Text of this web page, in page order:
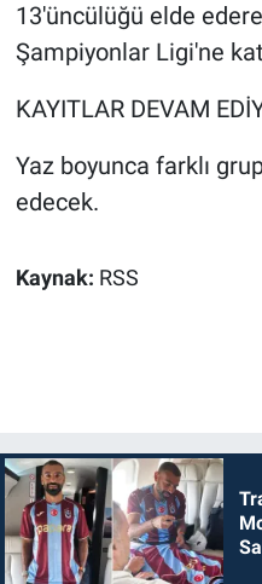
13'üncülüğü elde
Şampiyonlar Ligi'ne
KAYITLAR DEVAM
Yaz boyunca farklı
edecek.
Kaynak: RSS